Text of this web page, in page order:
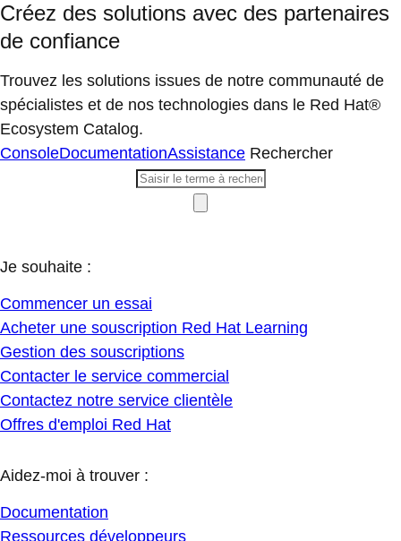
Créez des solutions avec des partenaires
de confiance
Trouvez les solutions issues de notre communauté de
spécialistes et de nos technologies dans le Red Hat®
Ecosystem Catalog.
ConsoleDocumentationAssistance Rechercher
Je souhaite :
Commencer un essai
Acheter une souscription Red Hat Learning
Gestion des souscriptions
Contacter le service commercial
Contactez notre service clientèle
Offres d'emploi Red Hat
Aidez-moi à trouver :
Documentation
Ressources développeurs